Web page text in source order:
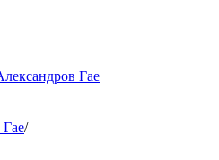
Гае
/